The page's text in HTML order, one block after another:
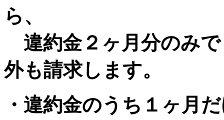
ら、
違約金２ヶ月分のみ
外も請求します。
・違約金のうち１ヶ月